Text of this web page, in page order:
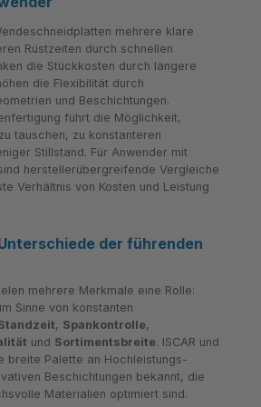
mehrere klare
Rüstzeiten durch schnellen
die Stückkosten durch längere
die Flexibilität durch
und Beschichtungen.
führt die Möglichkeit,
tauschen, zu konstanteren
Stillstand. Für Anwender mit
herstellerübergreifende Vergleiche
Verhältnis von Kosten und Leistung
der führenden
mehrere Merkmale eine Rolle:
im Sinne von konstanten
, Spankontrolle,
und Sortimentsbreite. ISCAR und
breite Palette an Hochleistungs-
Beschichtungen bekannt, die
Materialien optimiert sind.